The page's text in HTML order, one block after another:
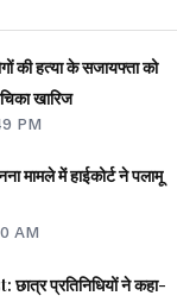
की हत्या के सजायफ्ता को
खारिज
PM
AM
प्रतिनिधियों ने कहा-